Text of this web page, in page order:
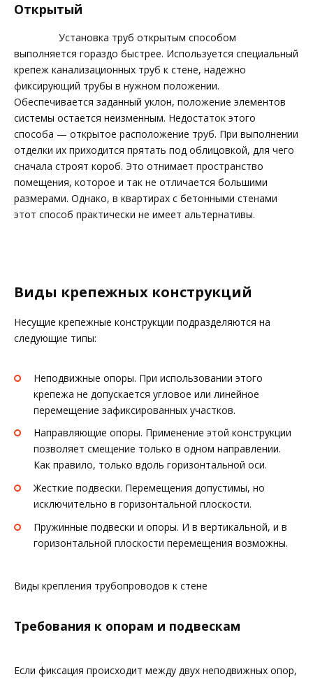
Открытый
Установка труб открытым способом
выполняется гораздо быстрее. Используется специальный
крепеж канализационных труб к стене, надежно
фиксирующий трубы в нужном положении.
Обеспечивается заданный уклон, положение элементов
системы остается неизменным. Недостаток этого
способа — открытое расположение труб. При выполнении
отделки их приходится прятать под облицовкой, для чего
сначала строят короб. Это отнимает пространство
помещения, которое и так не отличается большими
размерами. Однако, в квартирах с бетонными стенами
этот способ практически не имеет альтернативы.
Виды крепежных конструкций
Несущие крепежные конструкции подразделяются на
следующие типы:
Неподвижные опоры. При использовании этого
крепежа не допускается угловое или линейное
перемещение зафиксированных участков.
Направляющие опоры. Применение этой конструкции
позволяет смещение только в одном направлении.
Как правило, только вдоль горизонтальной оси.
Жесткие подвески. Перемещения допустимы, но
исключительно в горизонтальной плоскости.
Пружинные подвески и опоры. И в вертикальной, и в
горизонтальной плоскости перемещения возможны.
Виды крепления трубопроводов к стене
Требования к опорам и подвескам
Если фиксация происходит между двух неподвижных опор,